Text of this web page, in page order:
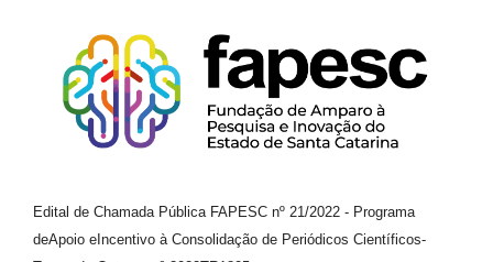
Edital de Chamada Pública FAPESC nº 21/2022 - Programa
deApoio e Incentivo à Consolidação de Periódicos Científicos-